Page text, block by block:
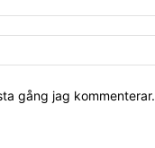
gång jag kommenterar.